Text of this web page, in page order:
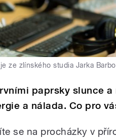
ze zlínského studia Jarka
paprsky slunce
a nálada. Co pro
se na procházky v